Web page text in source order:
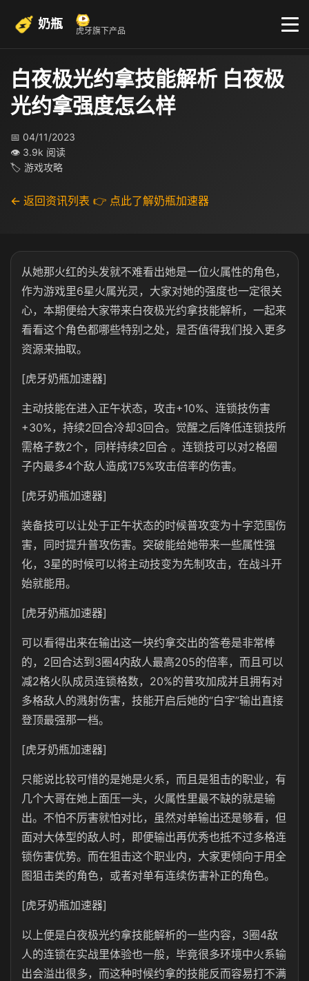
奶瓶 虎牙旗下产品
白夜极光约拿技能解析 白夜极
光约拿强度怎么样​
📅 04/11/2023
👁 3.9k 阅读
🏷 游戏攻略
← 返回资讯列表 👉 点此了解奶瓶加速器
从她那火红的头发就不难看出她是一位火属性的角色，
作为游戏里6星火属光灵，大家对她的强度也一定很关
心，本期便给大家带来白夜极光约拿技能解析，一起来
看看这个角色都哪些特别之处，是否值得我们投入更多
资源来抽取。
[虎牙奶瓶加速器]
主动技能在进入正午状态，攻击+10%、连锁技伤害
+30%，持续2回合冷却3回合。觉醒之后降低连锁技所
需格子数2个，同样持续2回合 。连锁技可以对2格圈
子内最多4个敌人造成175%攻击倍率的伤害。
[虎牙奶瓶加速器]
装备技可以让处于正午状态的时候普攻变为十字范围伤
害，同时提升普攻伤害。突破能给她带来一些属性强
化，3星的时候可以将主动技变为先制攻击，在战斗开
始就能用。
[虎牙奶瓶加速器]
可以看得出来在输出这一块约拿交出的答卷是非常棒
的，2回合达到3圈4内敌人最高205的倍率，而且可以
减2格火队成员连锁格数，20%的普攻加成并且拥有对
多格敌人的溅射伤害，技能开启后她的“白字”输出直接
登顶最强那一档。
[虎牙奶瓶加速器]
只能说比较可惜的是她是火系，而且是狙击的职业，有
几个大哥在她上面压一头，火属性里最不缺的就是输
出。不怕不厉害就怕对比，虽然对单输出还是够看，但
面对大体型的敌人时，即便输出再优秀也抵不过多格连
锁伤害优势。而在狙击这个职业内，大家更倾向于用全
图狙击类的角色，或者对单有连续伤害补正的角色。
[虎牙奶瓶加速器]
以上便是白夜极光约拿技能解析的一些内容，3圈4敌
人的连锁在实战里体验也一般，毕竟很多环境中火系输
出会溢出很多，而这种时候约拿的技能反而容易打不满